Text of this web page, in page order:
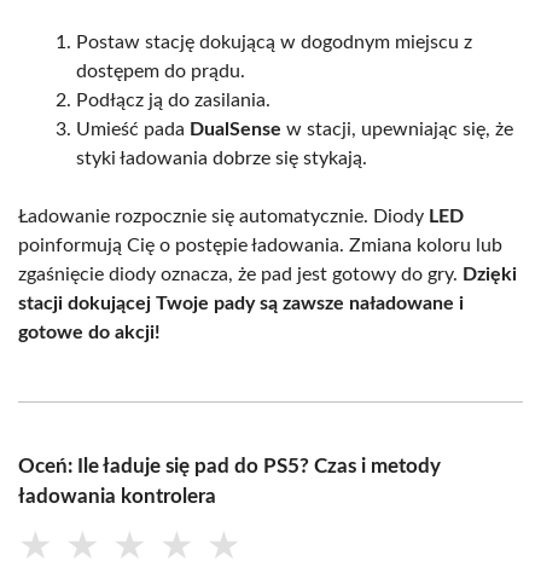
Postaw stację dokującą w dogodnym miejscu z
dostępem do prądu.
Podłącz ją do zasilania.
Umieść pada DualSense w stacji, upewniając się, że
styki ładowania dobrze się stykają.
Ładowanie rozpocznie się automatycznie. Diody LED
poinformują Cię o postępie ładowania. Zmiana koloru lub
zgaśnięcie diody oznacza, że pad jest gotowy do gry. Dzięki
stacji dokującej Twoje pady są zawsze naładowane i
gotowe do akcji!
Oceń: Ile ładuje się pad do PS5? Czas i metody
ładowania kontrolera
★ ★ ★ ★ ★